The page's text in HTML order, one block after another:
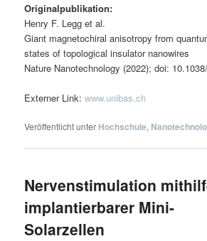
Originalpublikation:
Henry F. Legg et al.
Giant magnetochiral anisotropy from
states of topological insulator nanowires
Nature Nanotechnology (2022); doi:
Externer Link:www.unibas.ch
Veröffentlicht unter Hochschule,
Nervenstimulation
implantierbarer Mini-
Solarzellen